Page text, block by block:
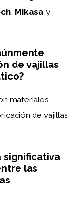
Mikasa y
de vajillas
materiales
de vajillas
significativa
las